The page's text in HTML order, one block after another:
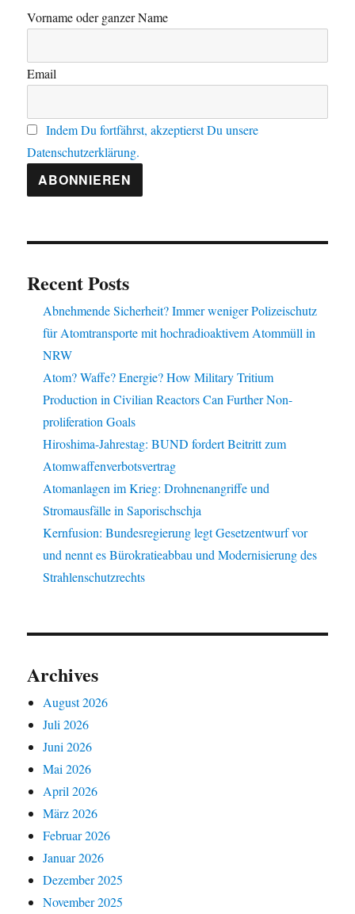
Vorname oder ganzer Name
Email
Indem Du fortfährst, akzeptierst Du unsere
Datenschutzerklärung.
Recent Posts
Abnehmende Sicherheit? Immer weniger Polizeischutz
für Atomtransporte mit hochradioaktivem Atommüll in
NRW
Atom? Waffe? Energie? How Military Tritium
Production in Civilian Reactors Can Further Non-
proliferation Goals
Hiroshima-Jahrestag: BUND fordert Beitritt zum
Atomwaffenverbotsvertrag
Atomanlagen im Krieg: Drohnenangriffe und
Stromausfälle in Saporischschja
Kernfusion: Bundesregierung legt Gesetzentwurf vor
und nennt es Bürokratieabbau und Modernisierung des
Strahlenschutzrechts
Archives
August 2026
Juli 2026
Juni 2026
Mai 2026
April 2026
März 2026
Februar 2026
Januar 2026
Dezember 2025
November 2025